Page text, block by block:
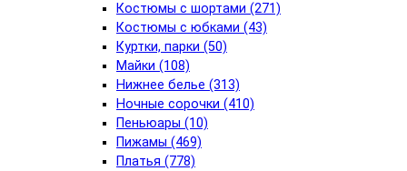
Костюмы с шортами (271)
Костюмы с юбками (43)
Куртки, парки (50)
Майки (108)
Нижнее белье (313)
Ночные сорочки (410)
Пеньюары (10)
Пижамы (469)
Платья (778)